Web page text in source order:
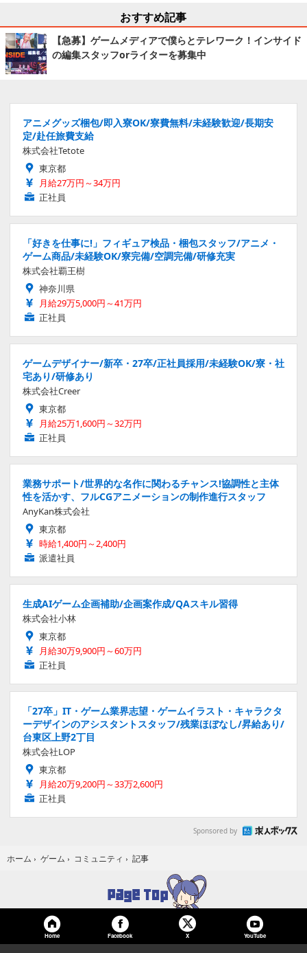
おすすめ記事
【急募】ゲームメディアで僕らとテレワーク！インサイド
の編集スタッフorライターを募集中
アニメグッズ梱包/即入寮OK/寮費無料/未経験歓迎/長期安
定/赴任旅費支給
株式会社Tetote
東京都
月給27万円～34万円
正社員
「好きを仕事に!」フィギュア検品・梱包スタッフ/アニメ・
ゲーム商品/未経験OK/寮完備/空調完備/研修充実
株式会社覇王樹
神奈川県
月給29万5,000円～41万円
正社員
ゲームデザイナー/新卒・27卒/正社員採用/未経験OK/寮・社
宅あり/研修あり
株式会社Creer
東京都
月給25万1,600円～32万円
正社員
業務サポート/世界的な名作に関わるチャンス!協調性と主体
性を活かす、フルCGアニメーションの制作進行スタッフ
AnyKan株式会社
東京都
時給1,400円～2,400円
派遣社員
生成AIゲーム企画補助/企画案作成/QAスキル習得
株式会社小林
東京都
月給30万9,900円～60万円
正社員
「27卒」IT・ゲーム業界志望・ゲームイラスト・キャラクタ
ーデザインのアシスタントスタッフ/残業ほぼなし/昇給あり/
台東区上野2丁目
株式会社LOP
東京都
月給20万9,200円～33万2,600円
正社員
Sponsored by
ホーム › ゲーム › コミュニティ › 記事
Home Facebook X YouTube